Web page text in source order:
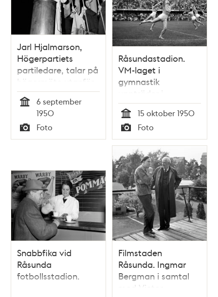
Jarl Hjalmarson,
Högerpartiets
partiledare, talar på
högermöte utanför
Råsundastadion
6 september
1950
Typ
Foto
Råsundastadion.
VM-laget i
gymnastik
uppträder i
samband med
fotbollslandskampen
mellan Sverige och
Danmark
Tid
15 oktober 1950
Typ
Foto
Snabbfika vid
Råsunda
fotbollsstadion.
Filmstaden
Råsunda. Ingmar
Bergman i samtal
med Victor